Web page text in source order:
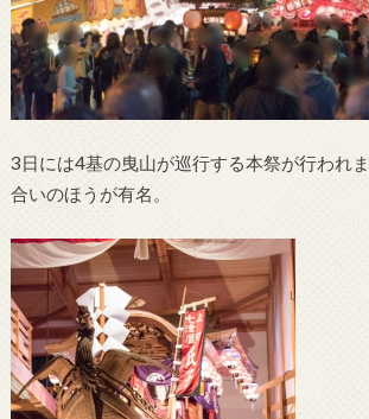
3日には4基の曳山が巡行する本祭が行われ
合いのほうが有名。